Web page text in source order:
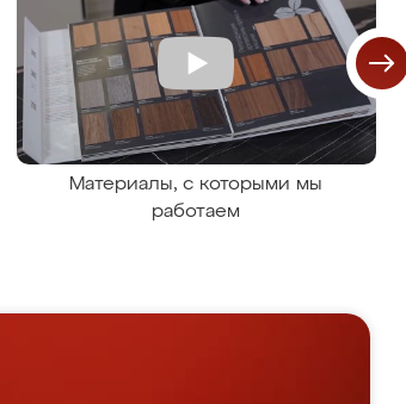
Материалы, с которыми мы
работаем